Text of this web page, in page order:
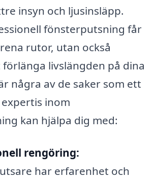
insyn och ljusinsläpp.
fönsterputsning får
rutor, utan också
livslängden på dina
några av de saker som ett
inom
kan hjälpa dig med:
rengöring:
har erfarenhet och